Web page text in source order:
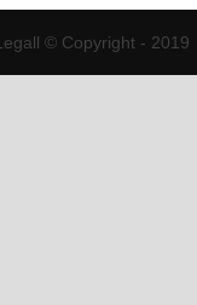
© Copyright - 2019